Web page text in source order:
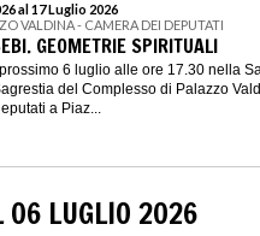
al 17 Luglio 2026
VALDINA - CAMERA DEI DEPUTATI
GEOMETRIE SPIRITUALI
6 luglio alle ore 17.30 nella
del Complesso di Palazzo
a Piaz...
06 LUGLIO 2026